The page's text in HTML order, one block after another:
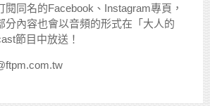
閱同名的Facebook、Instagram專頁，
分內容也會以音頻的形式在「大人的
節目中放送！